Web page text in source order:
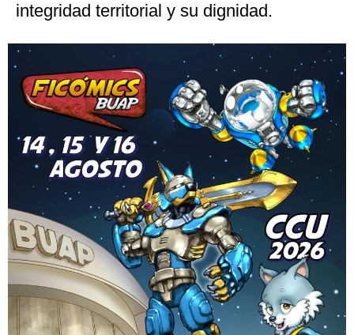
integridad territorial y su dignidad.